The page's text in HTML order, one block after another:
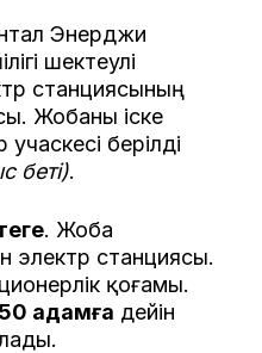
Энерджи
шектеулі
станциясының
Жобаны іске
учаскесі берілді
беті).
. Жоба
электр станциясы.
қоғамы.
50 адамға дейін